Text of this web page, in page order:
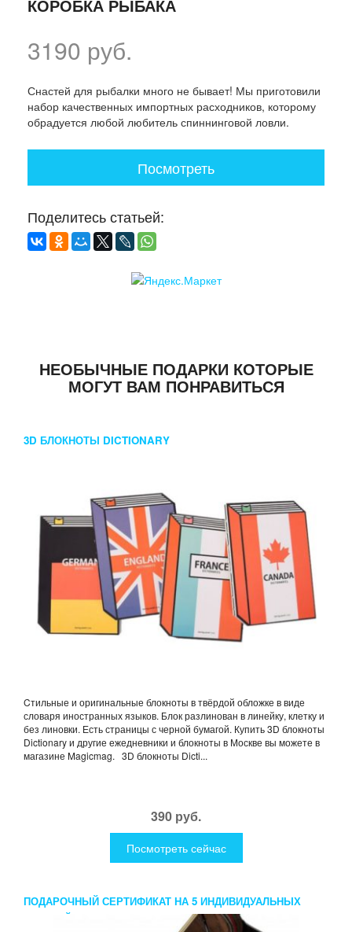
КОРОБКА РЫБАКА
3190 руб.
Снастей для рыбалки много не бывает! Мы приготовили
набор качественных импортных расходников, которому
обрадуется любой любитель спиннинговой ловли.
Посмотреть
Поделитесь статьей:
НЕОБЫЧНЫЕ ПОДАРКИ КОТОРЫЕ
МОГУТ ВАМ ПОНРАВИТЬСЯ
3D БЛОКНОТЫ DICTIONARY
Cтильные и оригинальные блокноты в твёрдой обложке в виде
словаря иностранных языков. Блок разлинован в линейку, клетку и
без линовки. Есть страницы с черной бумагой. Купить 3D блокноты
Dictionary и другие ежедневники и блокноты в Москве вы можете в
магазине Magicmag. 3D блокноты Dicti...
390 руб.
Посмотреть сейчас
ПОДАРОЧНЫЙ СЕРТИФИКАТ НА 5 ИНДИВИДУАЛЬНЫХ
ЗАНЯТИЙ В FIRST MUSIC FAMILY ФОРТЕПИАНО